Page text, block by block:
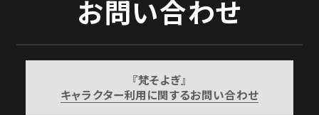
お問い合わせ
『梵そよぎ』
キャラクター利用に関するお問い合わせ